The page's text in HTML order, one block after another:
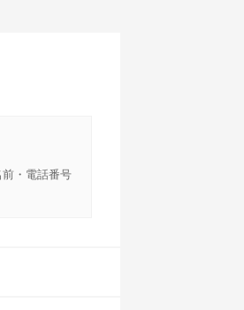
・電話番号